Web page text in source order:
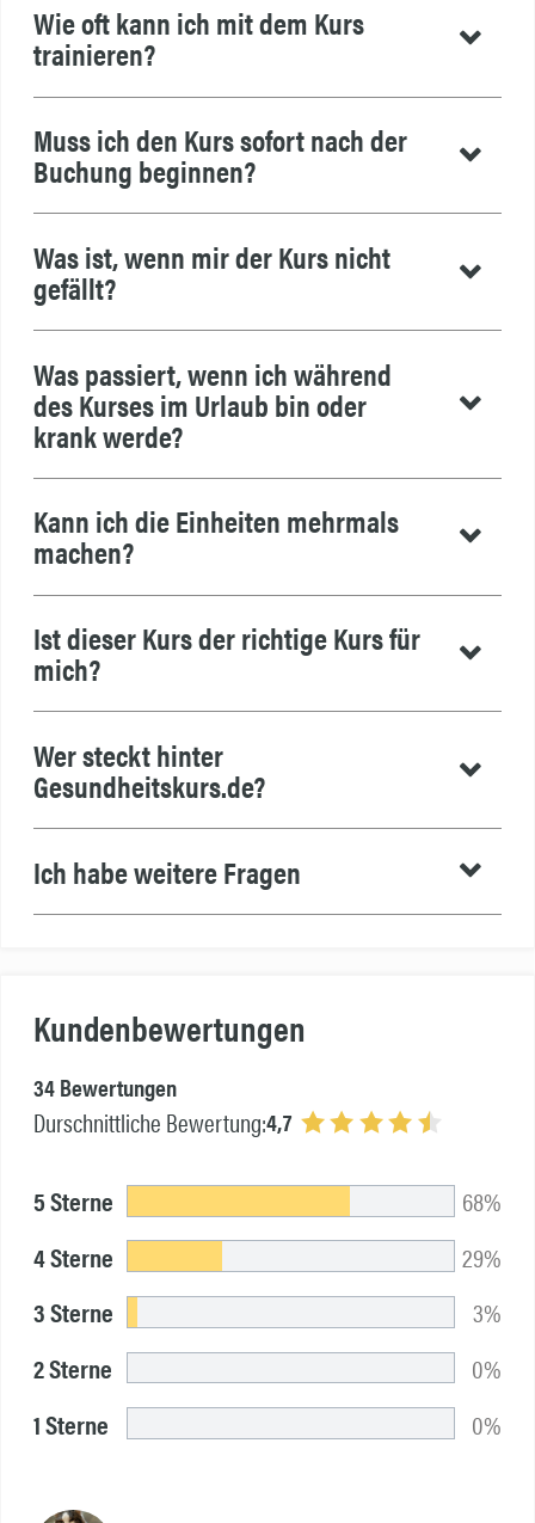
Wie oft kann ich mit dem Kurs
trainieren?
Muss ich den Kurs sofort nach der
Buchung beginnen?
Was ist, wenn mir der Kurs nicht
gefällt?
Was passiert, wenn ich während
des Kurses im Urlaub bin oder
krank werde?
Kann ich die Einheiten mehrmals
machen?
Ist dieser Kurs der richtige Kurs für
mich?
Wer steckt hinter
Gesundheitskurs.de?
Ich habe weitere Fragen
Kundenbewertungen
34 Bewertungen
Durschnittliche Bewertung:4,7
5 Sterne
68%
4 Sterne
29%
3 Sterne
3%
2 Sterne
0%
1 Sterne
0%